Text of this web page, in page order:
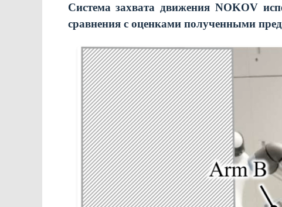
Система захвата движения NOKOV
сравнения с оценками полученными